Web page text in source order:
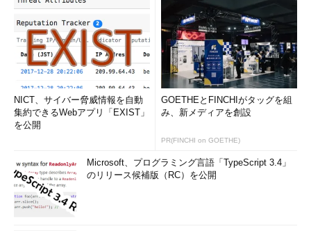
NICT、サイバー脅威情報を自動
集約できるWebアプリ「EXIST」
を公開
GOETHEとFINCHIがタッグを組
み、新メディアを創設
PR(FINCHI on GOETHE)
Microsoft、プログラミング言語「TypeScript 3.4」
のリリース候補版（RC）を公開